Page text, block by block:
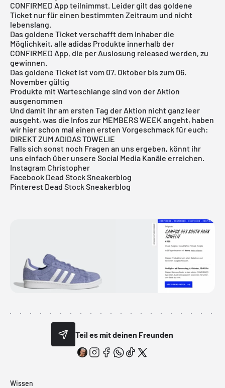
CONFIRMED App teilnimmst. Leider gilt das goldene
Ticket nur für einen bestimmten Zeitraum und nicht
lebenslang.
Das goldene Ticket verschafft dem Inhaber die
Möglichkeit, alle adidas Produkte innerhalb der
CONFIRMED App, die per Auslosung released werden, zu
gewinnen.
Das goldene Ticket ist vom 07. Oktober bis zum 06.
November gültig
Produkte mit Warteschlange sind von der Aktion
ausgenommen
Und damit ihr am ersten Tag der Aktion nicht ganz leer
ausgeht, was die Infos zur MEMBERS WEEK angeht, haben
wir hier schon mal einen ersten Vorgeschmack für euch:
DIREKT ZUM ADIDAS TOWELIE
Falls sich sonst noch Fragen an uns ergeben, könnt ihr
uns einfach über unsere Social Media Kanäle erreichen.
Instagram Christopher
Facebook Dead Stock Sneakerblog
Pinterest Dead Stock Sneakerblog
Teil es mit deinen Freunden
Wissen